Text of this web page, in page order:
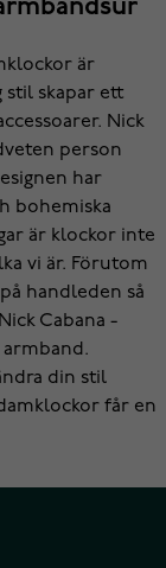
är
skapar ett
Nick
person
har
bohemiska
är klockor inte
vi är. Förutom
handleden så
Cabana -
din stil
får en